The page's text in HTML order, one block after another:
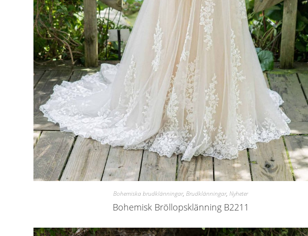
Bohemiska brudklänningar, Brudklänningar, Nyheter
Bohemisk Bröllopsklänning B2211